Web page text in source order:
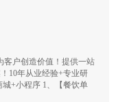
客户创造价值！提供一站
10年从业经验+专业研
+小程序 1、【餐饮单